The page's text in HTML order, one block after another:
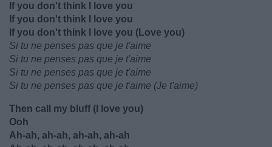
If you don't think I love you
If you don't think I love you
If you don't think I love you (Love you)
Si tu ne penses pas que je t'aime
Si tu ne penses pas que je t'aime
Si tu ne penses pas que je t'aime
Si tu ne penses pas que je t'aime (Je t'aime)
Then call my bluff (I love you)
Ooh
Ah-ah, ah-ah, ah-ah, ah-ah